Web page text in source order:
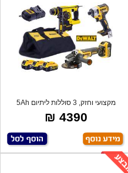
מקצועי וחזק, 3 סוללות ליתיום 5Ah
אמפר, ב
4390 ₪